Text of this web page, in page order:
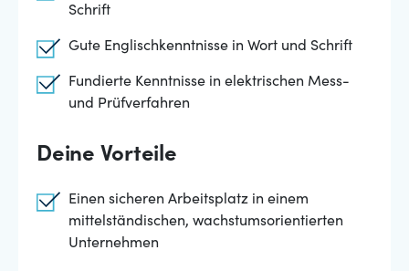
Schrift
Gute Englischkenntnisse in Wort und Schrift
Fundierte Kenntnisse in elektrischen Mess-
und Prüfverfahren
Deine Vorteile
Einen sicheren Arbeitsplatz in einem
mittelständischen, wachstumsorientierten
Unternehmen